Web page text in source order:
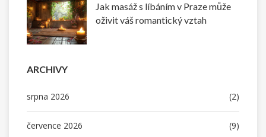
Jak masáž s líbáním v Praze může
oživit váš romantický vztah
ARCHIVY
srpna 2026 (2)
července 2026 (9)